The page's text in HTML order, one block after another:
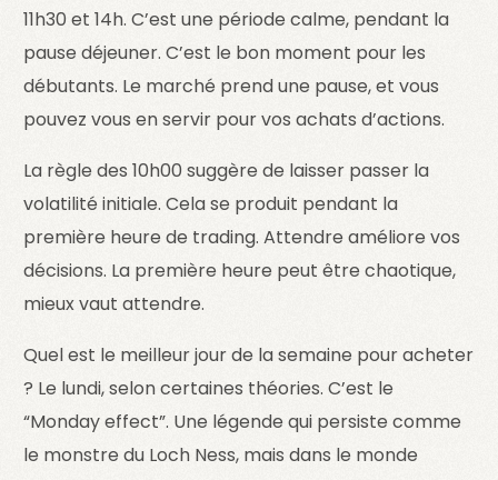
11h30 et 14h. C’est une période calme, pendant la
pause déjeuner. C’est le bon moment pour les
débutants. Le marché prend une pause, et vous
pouvez vous en servir pour vos achats d’actions.
La règle des 10h00 suggère de laisser passer la
volatilité initiale. Cela se produit pendant la
première heure de trading. Attendre améliore vos
décisions. La première heure peut être chaotique,
mieux vaut attendre.
Quel est le meilleur jour de la semaine pour acheter
? Le lundi, selon certaines théories. C’est le
“Monday effect”. Une légende qui persiste comme
le monstre du Loch Ness, mais dans le monde